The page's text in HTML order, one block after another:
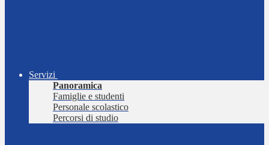
Servizi
Panoramica
Famiglie e studenti
Personale scolastico
Percorsi di studio